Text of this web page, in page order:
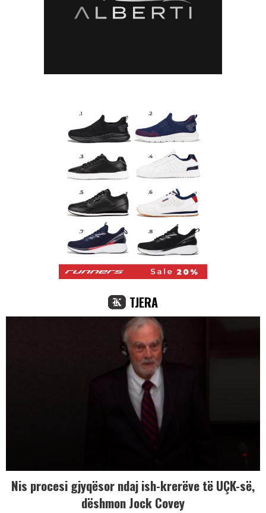
TJERA
Nis procesi gjyqësor ndaj ish-krerëve të UÇK-së,
dëshmon Jock Covey